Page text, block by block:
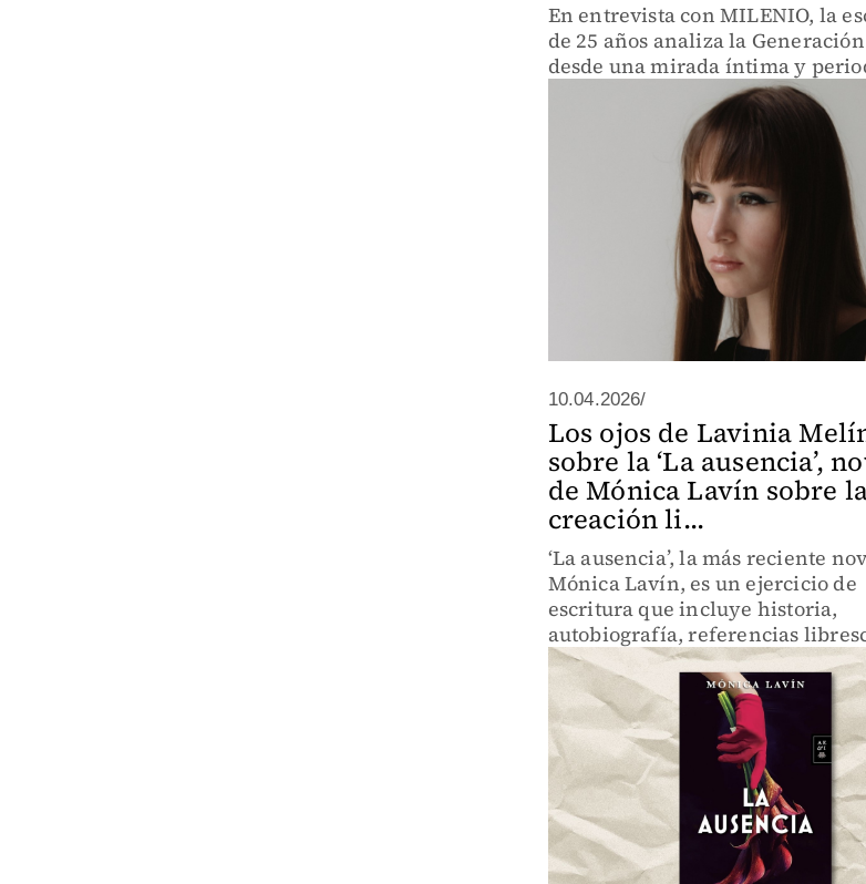
En entrevista con MILENIO, la
de 25 años analiza la
desde una mirada íntima y
10.04.2026/
Los ojos de Lavinia
sobre la ‘La ausencia’,
de Mónica Lavín sobre
creación li...
‘La ausencia’, la más reciente
Mónica Lavín, es un ejercicio de
escritura que incluye historia,
autobiografía, referencias
como reflexiones sobre la
literaria.